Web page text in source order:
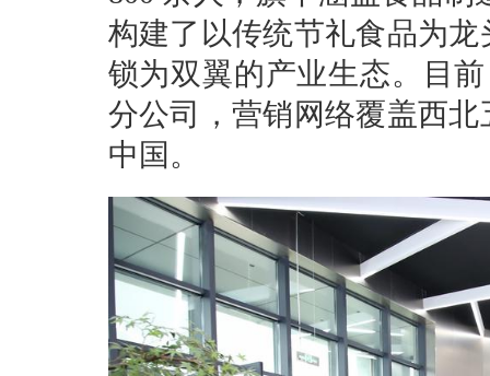
构建了以传统节礼食品为
锁为双翼的产业生态。目
分公司，营销网络覆盖西
中国。